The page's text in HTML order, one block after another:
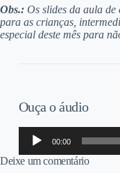
Obs.: Os slides da aula de
para as crianças,
especial deste mês para
Ouça o áudio
Tocador
áudio
00:00
Deixe um comentário